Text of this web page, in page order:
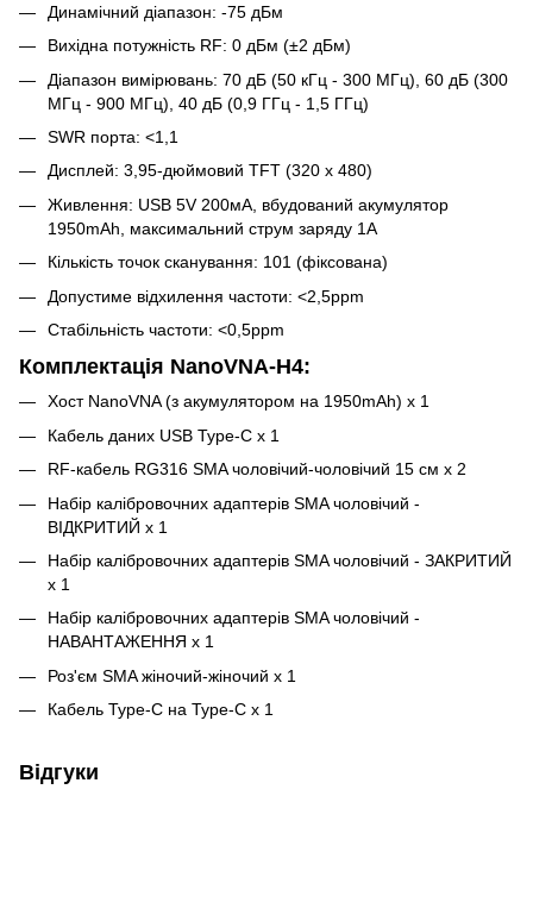
Динамічний діапазон: -75 дБм
Вихідна потужність RF: 0 дБм (±2 дБм)
Діапазон вимірювань: 70 дБ (50 кГц - 300 МГц), 60 дБ (300
МГц - 900 МГц), 40 дБ (0,9 ГГц - 1,5 ГГц)
SWR порта: <1,1
Дисплей: 3,95-дюймовий TFT (320 х 480)
Живлення: USB 5V 200мА, вбудований акумулятор
1950mAh, максимальний струм заряду 1А
Кількість точок сканування: 101 (фіксована)
Допустиме відхилення частоти: <2,5ppm
Стабільність частоти: <0,5ppm
Комплектація NanoVNA-H4:
Хост NanoVNA (з акумулятором на 1950mAh) x 1
Кабель даних USB Type-C x 1
RF-кабель RG316 SMA чоловічий-чоловічий 15 см x 2
Набір калібровочних адаптерів SMA чоловічий -
ВІДКРИТИЙ x 1
Набір калібровочних адаптерів SMA чоловічий - ЗАКРИТИЙ
x 1
Набір калібровочних адаптерів SMA чоловічий -
НАВАНТАЖЕННЯ x 1
Роз'єм SMA жіночий-жіночий x 1
Кабель Type-C на Type-C x 1
Відгуки